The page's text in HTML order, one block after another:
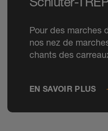
Pour des marches
nos nez de
chants des
EN SAVOIR PLUS